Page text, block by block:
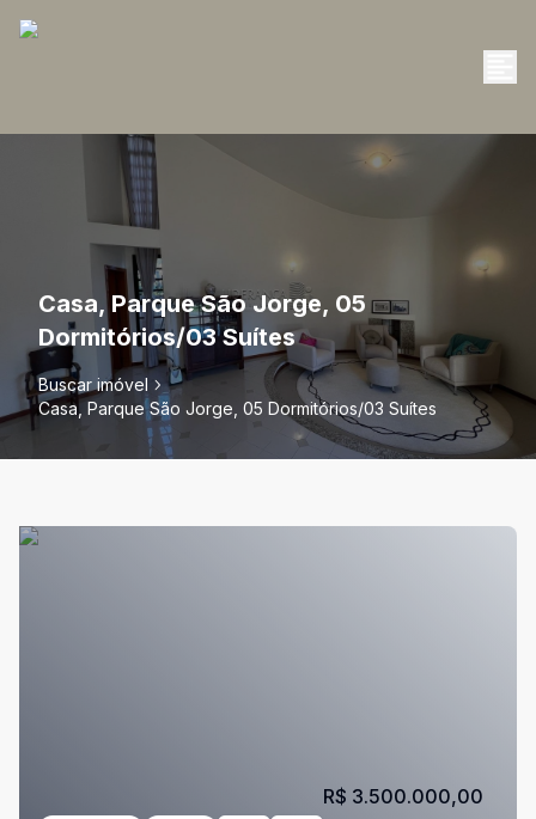
Casa, Parque São Jorge, 05
Dormitórios/03 Suítes
Buscar imóvel
Casa, Parque São Jorge, 05 Dormitórios/03 Suítes
R$ 3.500.000,00